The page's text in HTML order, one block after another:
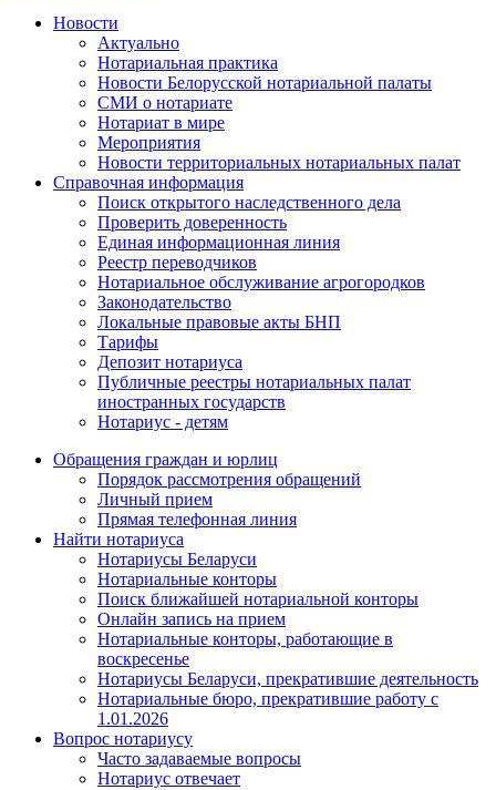
Новости
Актуально
Нотариальная практика
Новости Белорусской нотариальной палаты
СМИ о нотариате
Нотариат в мире
Мероприятия
Новости территориальных нотариальных палат
Справочная информация
Поиск открытого наследственного дела
Проверить доверенность
Единая информационная линия
Реестр переводчиков
Нотариальное обслуживание агрогородков
Законодательство
Локальные правовые акты БНП
Тарифы
Депозит нотариуса
Публичные реестры нотариальных палат
иностранных государств
Нотариус - детям
Обращения граждан и юрлиц
Порядок рассмотрения обращений
Личный прием
Прямая телефонная линия
Найти нотариуса
Нотариусы Беларуси
Нотариальные конторы
Поиск ближайшей нотариальной конторы
Онлайн запись на прием
Нотариальные конторы, работающие в
воскресенье
Нотариусы Беларуси, прекратившие деятельность
Нотариальные бюро, прекратившие работу с
1.01.2026
Вопрос нотариусу
Часто задаваемые вопросы
Нотариус отвечает